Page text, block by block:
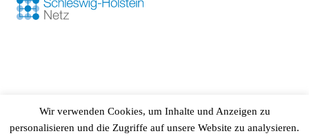
ÖPNV IN STEINBURG
Wir verwenden Cookies, um Inhalte und Anzeigen zu
personalisieren und die Zugriffe auf unsere Website zu analysieren.